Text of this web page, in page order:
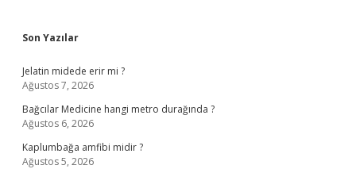
Sidebar
Son Yazılar
Jelatin midede erir mi ?
Ağustos 7, 2026
Bağcılar Medicine hangi metro durağında ?
Ağustos 6, 2026
Kaplumbağa amfibi midir ?
Ağustos 5, 2026